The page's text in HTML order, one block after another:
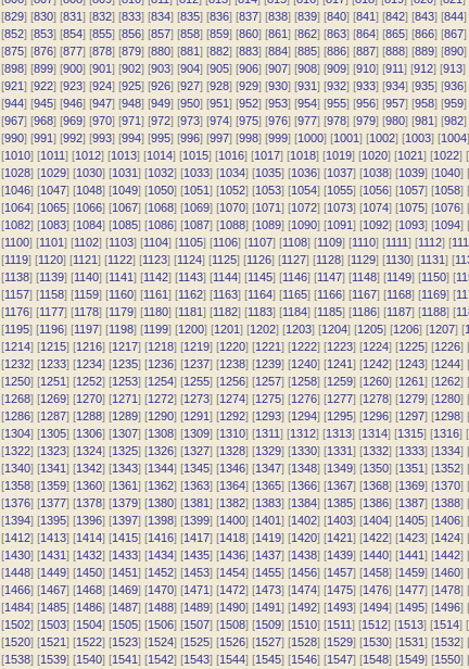
[829] [830] [831] [832] [833] [834] [835] [836] [837] [838] [839] [840] [841] [842] [843] [844]
[852] [853] [854] [855] [856] [857] [858] [859] [860] [861] [862] [863] [864] [865] [866] [867]
[875] [876] [877] [878] [879] [880] [881] [882] [883] [884] [885] [886] [887] [888] [889] [890]
[898] [899] [900] [901] [902] [903] [904] [905] [906] [907] [908] [909] [910] [911] [912] [913]
[921] [922] [923] [924] [925] [926] [927] [928] [929] [930] [931] [932] [933] [934] [935] [936]
[944] [945] [946] [947] [948] [949] [950] [951] [952] [953] [954] [955] [956] [957] [958] [959]
[967] [968] [969] [970] [971] [972] [973] [974] [975] [976] [977] [978] [979] [980] [981] [982]
[990] [991] [992] [993] [994] [995] [996] [997] [998] [999] [1000] [1001] [1002] [1003] [1004
[1010] [1011] [1012] [1013] [1014] [1015] [1016] [1017] [1018] [1019] [1020] [1021] [1022] [
[1028] [1029] [1030] [1031] [1032] [1033] [1034] [1035] [1036] [1037] [1038] [1039] [1040] [
[1046] [1047] [1048] [1049] [1050] [1051] [1052] [1053] [1054] [1055] [1056] [1057] [1058] [
[1064] [1065] [1066] [1067] [1068] [1069] [1070] [1071] [1072] [1073] [1074] [1075] [1076] [
[1082] [1083] [1084] [1085] [1086] [1087] [1088] [1089] [1090] [1091] [1092] [1093] [1094] [
[1100] [1101] [1102] [1103] [1104] [1105] [1106] [1107] [1108] [1109] [1110] [1111] [1112] [
[1119] [1120] [1121] [1122] [1123] [1124] [1125] [1126] [1127] [1128] [1129] [1130] [1131] [
[1138] [1139] [1140] [1141] [1142] [1143] [1144] [1145] [1146] [1147] [1148] [1149] [1150] [
[1157] [1158] [1159] [1160] [1161] [1162] [1163] [1164] [1165] [1166] [1167] [1168] [1169] [
[1176] [1177] [1178] [1179] [1180] [1181] [1182] [1183] [1184] [1185] [1186] [1187] [1188] [
[1195] [1196] [1197] [1198] [1199] [1200] [1201] [1202] [1203] [1204] [1205] [1206] [1207] [
[1214] [1215] [1216] [1217] [1218] [1219] [1220] [1221] [1222] [1223] [1224] [1225] [1226] [
[1232] [1233] [1234] [1235] [1236] [1237] [1238] [1239] [1240] [1241] [1242] [1243] [1244] [
[1250] [1251] [1252] [1253] [1254] [1255] [1256] [1257] [1258] [1259] [1260] [1261] [1262] [
[1268] [1269] [1270] [1271] [1272] [1273] [1274] [1275] [1276] [1277] [1278] [1279] [1280] [
[1286] [1287] [1288] [1289] [1290] [1291] [1292] [1293] [1294] [1295] [1296] [1297] [1298] [
[1304] [1305] [1306] [1307] [1308] [1309] [1310] [1311] [1312] [1313] [1314] [1315] [1316] [
[1322] [1323] [1324] [1325] [1326] [1327] [1328] [1329] [1330] [1331] [1332] [1333] [1334] [
[1340] [1341] [1342] [1343] [1344] [1345] [1346] [1347] [1348] [1349] [1350] [1351] [1352] [
[1358] [1359] [1360] [1361] [1362] [1363] [1364] [1365] [1366] [1367] [1368] [1369] [1370] [
[1376] [1377] [1378] [1379] [1380] [1381] [1382] [1383] [1384] [1385] [1386] [1387] [1388] [
[1394] [1395] [1396] [1397] [1398] [1399] [1400] [1401] [1402] [1403] [1404] [1405] [1406] [
[1412] [1413] [1414] [1415] [1416] [1417] [1418] [1419] [1420] [1421] [1422] [1423] [1424] [
[1430] [1431] [1432] [1433] [1434] [1435] [1436] [1437] [1438] [1439] [1440] [1441] [1442] [
[1448] [1449] [1450] [1451] [1452] [1453] [1454] [1455] [1456] [1457] [1458] [1459] [1460] [
[1466] [1467] [1468] [1469] [1470] [1471] [1472] [1473] [1474] [1475] [1476] [1477] [1478] [
[1484] [1485] [1486] [1487] [1488] [1489] [1490] [1491] [1492] [1493] [1494] [1495] [1496] [
[1502] [1503] [1504] [1505] [1506] [1507] [1508] [1509] [1510] [1511] [1512] [1513] [1514] [
[1520] [1521] [1522] [1523] [1524] [1525] [1526] [1527] [1528] [1529] [1530] [1531] [1532] [
[1538] [1539] [1540] [1541] [1542] [1543] [1544] [1545] [1546] [1547] [1548] [1549] [1550] [